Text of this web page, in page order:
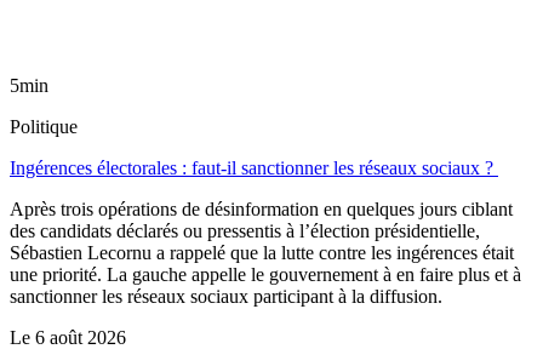
5min
Politique
Ingérences électorales : faut-il sanctionner les réseaux sociaux ?
Après trois opérations de désinformation en quelques jours ciblant
des candidats déclarés ou pressentis à l’élection présidentielle,
Sébastien Lecornu a rappelé que la lutte contre les ingérences était
une priorité. La gauche appelle le gouvernement à en faire plus et à
sanctionner les réseaux sociaux participant à la diffusion.
Le 6 août 2026